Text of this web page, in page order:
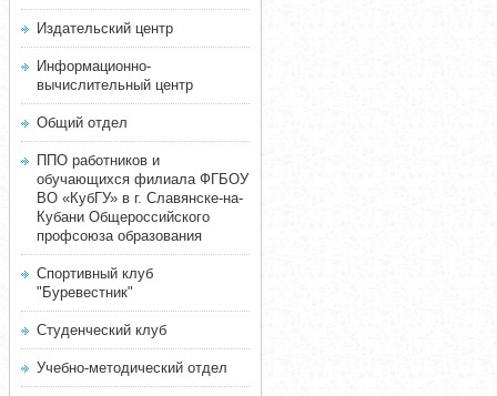
Издательский центр
Информационно-
вычислительный центр
Общий отдел
ППО работников и
обучающихся филиала ФГБОУ
ВО «КубГУ» в г. Славянске-на-
Кубани Общероссийского
профсоюза образования
Спортивный клуб
"Буревестник"
Студенческий клуб
Учебно-методический отдел